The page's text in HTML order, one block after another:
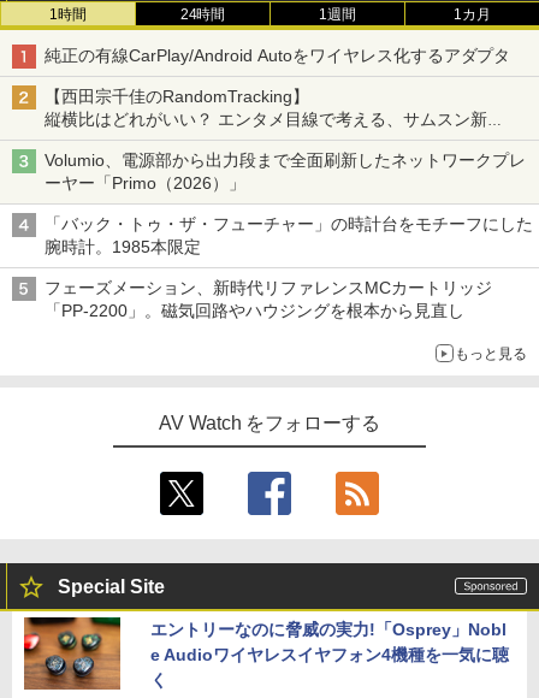
1時間 24時間 1週間 1カ月
純正の有線CarPlay/Android Autoをワイヤレス化するアダプタ
【西田宗千佳のRandomTracking】
縦横比はどれがいい？ エンタメ目線で考える、サムスン新
「Galaxy Z Fold」
Volumio、電源部から出力段まで全面刷新したネットワークプレ
ーヤー「Primo（2026）」
「バック・トゥ・ザ・フューチャー」の時計台をモチーフにした
腕時計。1985本限定
フェーズメーション、新時代リファレンスMCカートリッジ
「PP-2200」。磁気回路やハウジングを根本から見直し
もっと見る
AV Watch をフォローする
Special Site
エントリーなのに脅威の実力!「Osprey」Nobl
e Audioワイヤレスイヤフォン4機種を一気に聴
く